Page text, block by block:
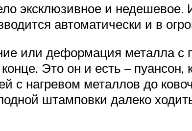
эксклюзивное и
автоматически и в
или деформация металла с
Это он и есть –
с нагревом металлов до
штамповки далеко